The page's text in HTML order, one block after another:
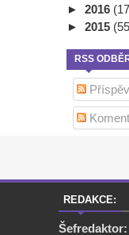
► 2016
► 2015
RSS
REDAKCE:
Šefredaktor: